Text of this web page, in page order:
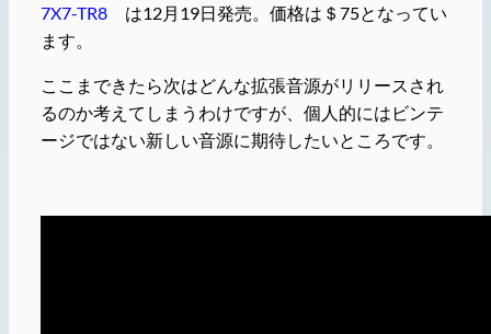
7X7-TR8は12月19日発売。価格は＄75となってい
ます。
ここまできたら次はどんな拡張音源がリリースされ
るのか考えてしまうわけですが、個人的にはビンテ
ージではない新しい音源に期待したいところです。